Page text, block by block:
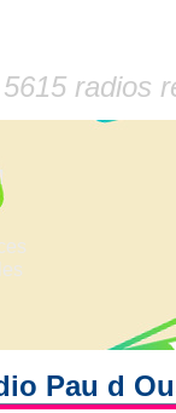
5615 radios
Pau d